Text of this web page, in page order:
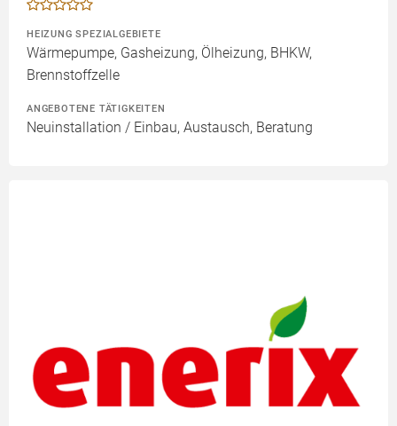
HEIZUNG SPEZIALGEBIETE
Wärmepumpe, Gasheizung, Ölheizung, BHKW,
Brennstoffzelle
ANGEBOTENE TÄTIGKEITEN
Neuinstallation / Einbau, Austausch, Beratung